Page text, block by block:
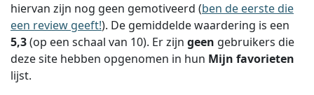
hiervan zijn nog geen gemotiveerd (ben de eerste die
een review geeft!). De gemiddelde waardering is een
5,3(op een schaal van 10). Er zijn geen gebruikers die
deze site hebben opgenomen in hun Mijn favorieten
lijst.